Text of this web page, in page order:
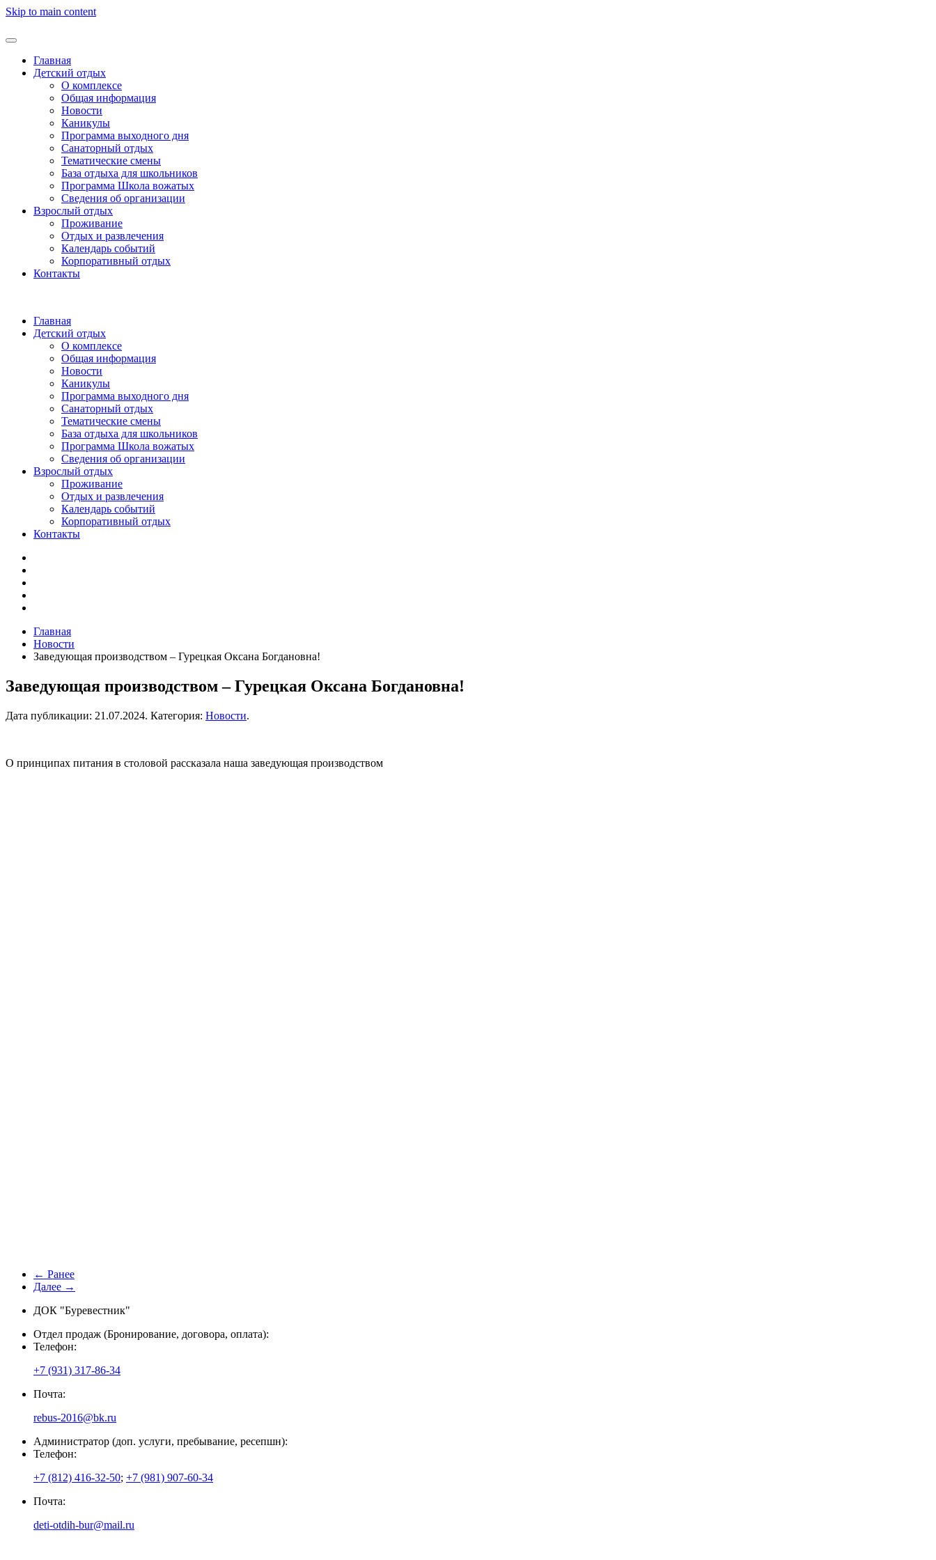
Skip to main content
Главная
Детский отдых
О комплексе
Общая информация
Новости
Каникулы
Программа выходного дня
Санаторный отдых
Тематические смены
База отдыха для школьников
Программа Школа вожатых
Cведения об организации
Взрослый отдых
Проживание
Отдых и развлечения
Календарь событий
Корпоративный отдых
Контакты
Главная
Детский отдых
О комплексе
Общая информация
Новости
Каникулы
Программа выходного дня
Санаторный отдых
Тематические смены
База отдыха для школьников
Программа Школа вожатых
Cведения об организации
Взрослый отдых
Проживание
Отдых и развлечения
Календарь событий
Корпоративный отдых
Контакты
Главная
Новости
Заведующая производством – Гурецкая Оксана Богдановна!
Заведующая производством – Гурецкая Оксана Богдановна!
Дата публикации: 21.07.2024. Категория: Новости.
О принципах питания в столовой рассказала наша заведующая производством
← Ранее
Далее →
ДОК "Буревестник"
Отдел продаж (Бронирование, договора, оплата):
Телефон:
+7 (931) 317-86-34
Почта:
rebus-2016@bk.ru
Администратор (доп. услуги, пребывание, ресепшн):
Телефон:
+7 (812) 416-32-50; +7 (981) 907-60-34
Почта:
deti-otdih-bur@mail.ru